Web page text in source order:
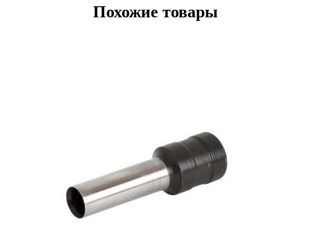
Похожие товары